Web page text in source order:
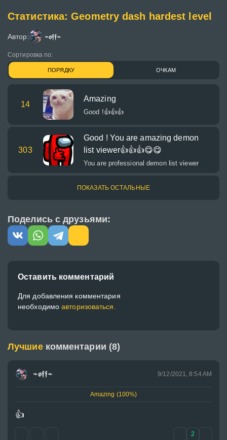
Статистика: Geometry dash hardest level
Автор: ⌁𝖔𝖋𝖋⌁
Сортировка по:
ПОРЯДКУ ОЧКАМ
14
Amazing
Good !👍👍👍
303
Good ! You are amazing demon
list viewer👍👍👍😋😋
You are professional demon list viewer
ПОКАЗАТЬ ОСТАЛЬНЫЕ
Поделись с друзьями:
Оставить комментарий
Для добавления комментария
необходимоавторизоваться.
Лучшие комментарии (8)
⌁𝖔𝖋𝖋⌁ 9/12/2021, 8:54 AM
Amazing (100%)
👍
2